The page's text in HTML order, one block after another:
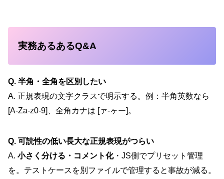
実務あるあるQ&A
Q. 半角・全角を区別したい
A. 正規表現の文字クラスで明示する。例：半角英数なら
[A-Za-z0-9]、全角カナは [ァ-ヶー]。
Q. 可読性の低い長大な正規表現がつらい
A. 小さく分ける・コメント化・JS側でプリセット管理
を。テストケースを別ファイルで管理すると事故が減る。